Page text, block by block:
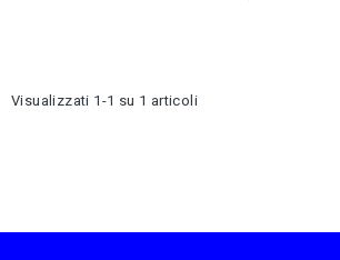
Visualizzati 1-1 su 1 articoli